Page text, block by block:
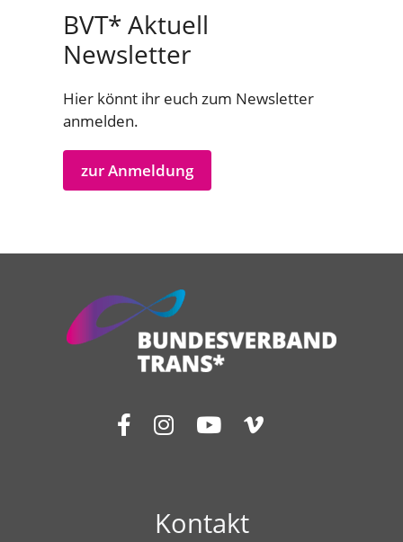
BVT* Aktuell
Newsletter
Hier könnt ihr euch zum Newsletter
anmelden.
zur Anmeldung
Kontakt